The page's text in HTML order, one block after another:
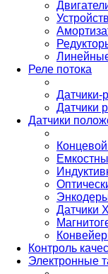
Реле потока
Датчики-
Датчики
Датчики
Датчики
Контроль
Электронные